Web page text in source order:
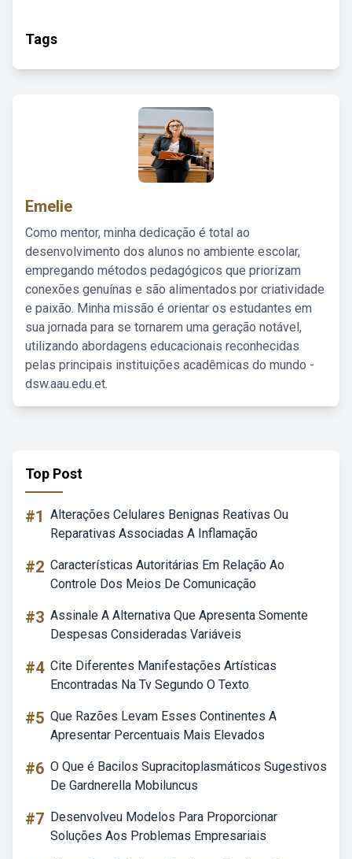
Tags
Emelie
Como mentor, minha dedicação é total ao
desenvolvimento dos alunos no ambiente escolar,
empregando métodos pedagógicos que priorizam
conexões genuínas e são alimentados por criatividade
e paixão. Minha missão é orientar os estudantes em
sua jornada para se tornarem uma geração notável,
utilizando abordagens educacionais reconhecidas
pelas principais instituições acadêmicas do mundo -
dsw.aau.edu.et.
Top Post
#1 Alterações Celulares Benignas Reativas Ou
Reparativas Associadas A Inflamação
#2 Características Autoritárias Em Relação Ao
Controle Dos Meios De Comunicação
#3 Assinale A Alternativa Que Apresenta Somente
Despesas Consideradas Variáveis
#4 Cite Diferentes Manifestações Artísticas
Encontradas Na Tv Segundo O Texto
#5 Que Razões Levam Esses Continentes A
Apresentar Percentuais Mais Elevados
#6 O Que é Bacilos Supracitoplasmáticos Sugestivos
De Gardnerella Mobiluncus
#7 Desenvolveu Modelos Para Proporcionar
Soluções Aos Problemas Empresariais